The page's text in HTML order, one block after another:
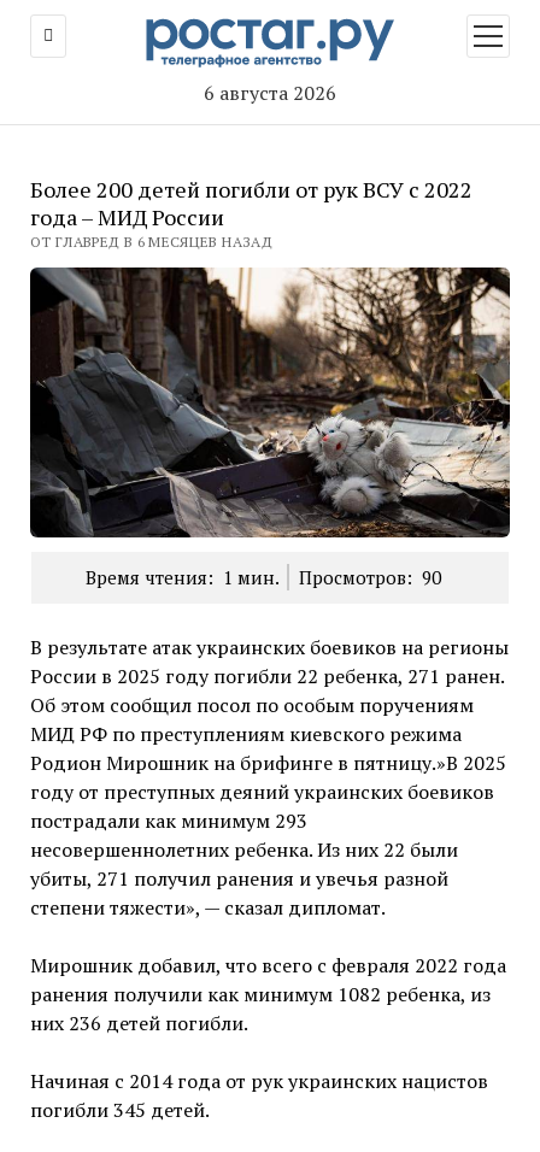
6 августа 2026
меню
Более 200 детей погибли от рук ВСУ с 2022
года – МИД России
ОТ ГЛАВРЕД В 6 МЕСЯЦЕВ НАЗАД
Время чтения: 1 мин. Просмотров: 90
В результате атак украинских боевиков на регионы
России в 2025 году погибли 22 ребенка, 271 ранен.
Об этом сообщил посол по особым поручениям
МИД РФ по преступлениям киевского режима
Родион Мирошник на брифинге в пятницу.»В 2025
году от преступных деяний украинских боевиков
пострадали как минимум 293
несовершеннолетних ребенка. Из них 22 были
убиты, 271 получил ранения и увечья разной
степени тяжести», — сказал дипломат.
Мирошник добавил, что всего с февраля 2022 года
ранения получили как минимум 1082 ребенка, из
них 236 детей погибли.
Начиная с 2014 года от рук украинских нацистов
погибли 345 детей.